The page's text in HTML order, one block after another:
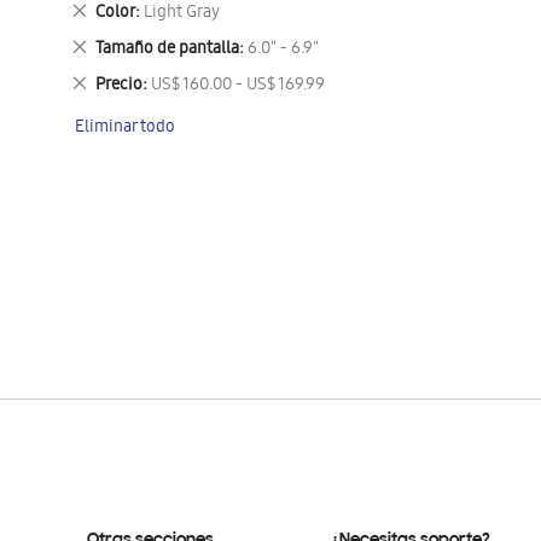
Color Light Gray
Eliminar
este
artículo
Tamaño de pantalla 6.0" - 6.9"
Eliminar
este
artículo
Precio US$ 160.00 - US$ 169.99
Eliminar
artículo
Eliminar todo